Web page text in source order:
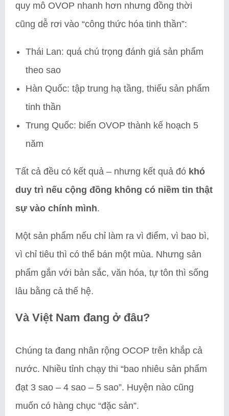
quy mô OVOP nhanh hơn nhưng đồng thời
cũng dễ rơi vào “công thức hóa tinh thần”:
Thái Lan: quá chú trọng đánh giá sản phẩm
theo sao
Hàn Quốc: tập trung hạ tầng, thiếu sản phẩm
tinh thần
Trung Quốc: biến OVOP thành kế hoạch 5
năm
Tất cả đều có kết quả – nhưng kết quả đó khó
duy trì nếu cộng đồng không có niềm tin thật
sự vào chính mình.
Một sản phẩm nếu chỉ làm ra vì điểm, vì bao bì,
vì chỉ tiêu thì có thể bán một mùa. Nhưng sản
phẩm gắn với bản sắc, văn hóa, tự tôn thì sống
lâu bằng cả thế hệ.
Và Việt Nam đang ở đâu?
Chúng ta đang nhân rộng OCOP trên khắp cả
nước. Nhiều tỉnh chạy thi “bao nhiêu sản phẩm
đạt 3 sao – 4 sao – 5 sao”. Huyện nào cũng
muốn có hàng chục “đặc sản”.